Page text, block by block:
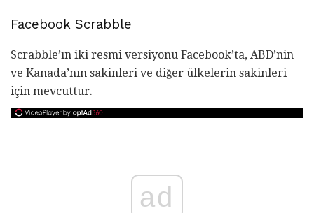
Facebook Scrabble
Scrabble’ın iki resmi versiyonu Facebook’ta, ABD’nin
ve Kanada’nın sakinleri ve diğer ülkelerin sakinleri
için mevcuttur.
ad